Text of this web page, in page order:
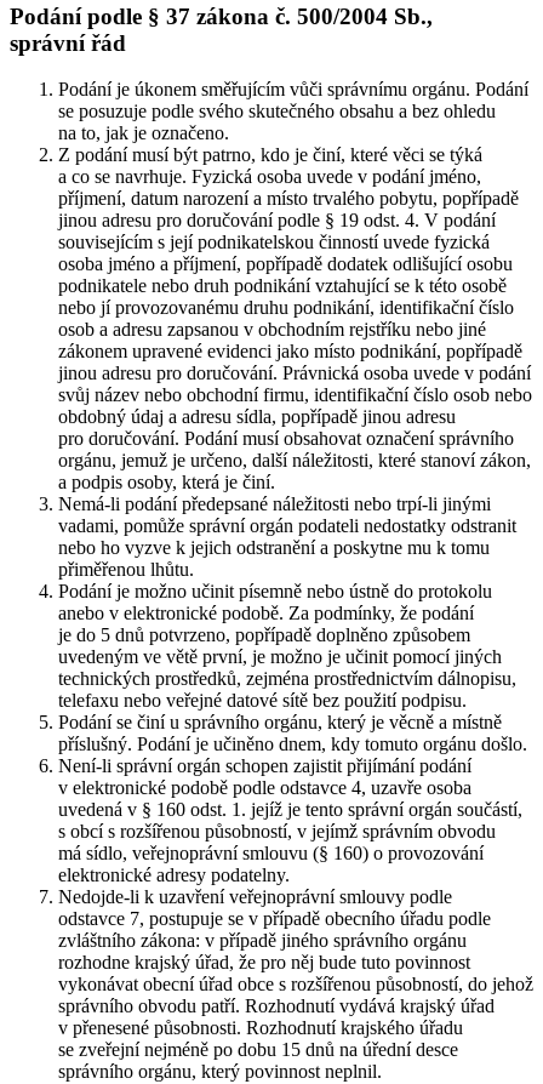
Podání podle § 37 zákona č. 500/2004 Sb.,
správní řád
Podání je úkonem směřujícím vůči správnímu orgánu. Podání
se posuzuje podle svého skutečného obsahu a bez ohledu
na to, jak je označeno.
Z podání musí být patrno, kdo je činí, které věci se týká
a co se navrhuje. Fyzická osoba uvede v podání jméno,
příjmení, datum narození a místo trvalého pobytu, popřípadě
jinou adresu pro doručování podle § 19 odst. 4. V podání
souvisejícím s její podnikatelskou činností uvede fyzická
osoba jméno a příjmení, popřípadě dodatek odlišující osobu
podnikatele nebo druh podnikání vztahující se k této osobě
nebo jí provozovanému druhu podnikání, identifikační číslo
osob a adresu zapsanou v obchodním rejstříku nebo jiné
zákonem upravené evidenci jako místo podnikání, popřípadě
jinou adresu pro doručování. Právnická osoba uvede v podání
svůj název nebo obchodní firmu, identifikační číslo osob nebo
obdobný údaj a adresu sídla, popřípadě jinou adresu
pro doručování. Podání musí obsahovat označení správního
orgánu, jemuž je určeno, další náležitosti, které stanoví zákon,
a podpis osoby, která je činí.
Nemá-li podání předepsané náležitosti nebo trpí-li jinými
vadami, pomůže správní orgán podateli nedostatky odstranit
nebo ho vyzve k jejich odstranění a poskytne mu k tomu
přiměřenou lhůtu.
Podání je možno učinit písemně nebo ústně do protokolu
anebo v elektronické podobě. Za podmínky, že podání
je do 5 dnů potvrzeno, popřípadě doplněno způsobem
uvedeným ve větě první, je možno je učinit pomocí jiných
technických prostředků, zejména prostřednictvím dálnopisu,
telefaxu nebo veřejné datové sítě bez použití podpisu.
Podání se činí u správního orgánu, který je věcně a místně
příslušný. Podání je učiněno dnem, kdy tomuto orgánu došlo.
Není-li správní orgán schopen zajistit přijímání podání
v elektronické podobě podle odstavce 4, uzavře osoba
uvedená v § 160 odst. 1. jejíž je tento správní orgán součástí,
s obcí s rozšířenou působností, v jejímž správním obvodu
má sídlo, veřejnoprávní smlouvu (§ 160) o provozování
elektronické adresy podatelny.
Nedojde-li k uzavření veřejnoprávní smlouvy podle
odstavce 7, postupuje se v případě obecního úřadu podle
zvláštního zákona: v případě jiného správního orgánu
rozhodne krajský úřad, že pro něj bude tuto povinnost
vykonávat obecní úřad obce s rozšířenou působností, do jehož
správního obvodu patří. Rozhodnutí vydává krajský úřad
v přenesené působnosti. Rozhodnutí krajského úřadu
se zveřejní nejméně po dobu 15 dnů na úřední desce
správního orgánu, který povinnost neplnil.